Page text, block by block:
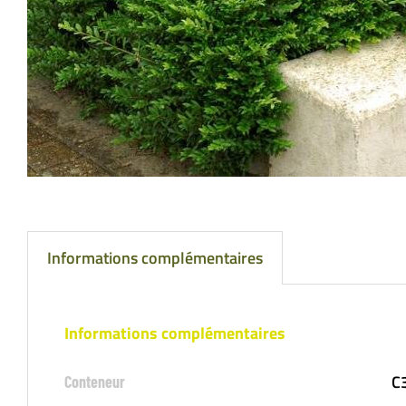
Informations complémentaires
Informations complémentaires
Conteneur